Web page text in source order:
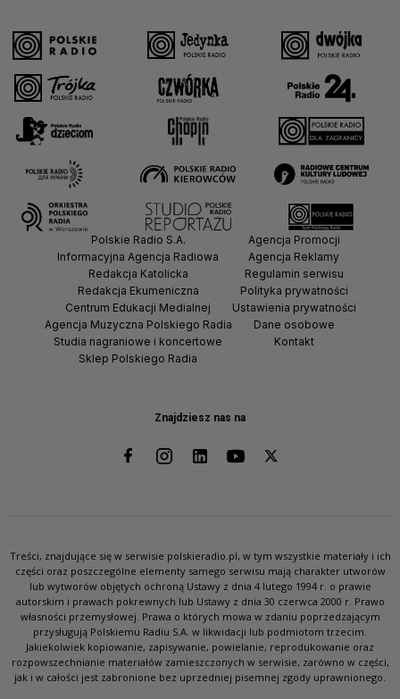
Znajdziesz nas na
Polskie Radio S.A.
Informacyjna Agencja Radiowa
Redakcja Katolicka
Redakcja Ekumeniczna
Centrum Edukacji Medialnej
Agencja Muzyczna Polskiego Radia
Studia nagraniowe i koncertowe
Sklep Polskiego Radia
Agencja Promocji
Agencja Reklamy
Regulamin serwisu
Polityka prywatności
Ustawienia prywatności
Dane osobowe
Kontakt
Treści, znajdujące się w serwisie polskieradio.pl, w tym wszystkie materiały i ich
części oraz poszczególne elementy samego serwisu mają charakter utworów
lub wytworów objętych ochroną Ustawy z dnia 4 lutego 1994 r. o prawie
autorskim i prawach pokrewnych lub Ustawy z dnia 30 czerwca 2000 r. Prawo
własności przemysłowej. Prawa o których mowa w zdaniu poprzedzającym
przysługują Polskiemu Radiu S.A. w likwidacji lub podmiotom trzecim.
Jakiekolwiek kopiowanie, zapisywanie, powielanie, reprodukowanie oraz
rozpowszechnianie materiałów zamieszczonych w serwisie, zarówno w części,
jak i w całości jest zabronione bez uprzedniej pisemnej zgody uprawnionego.